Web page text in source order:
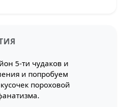
5-ти чудаков и
и попробуем
пороховой